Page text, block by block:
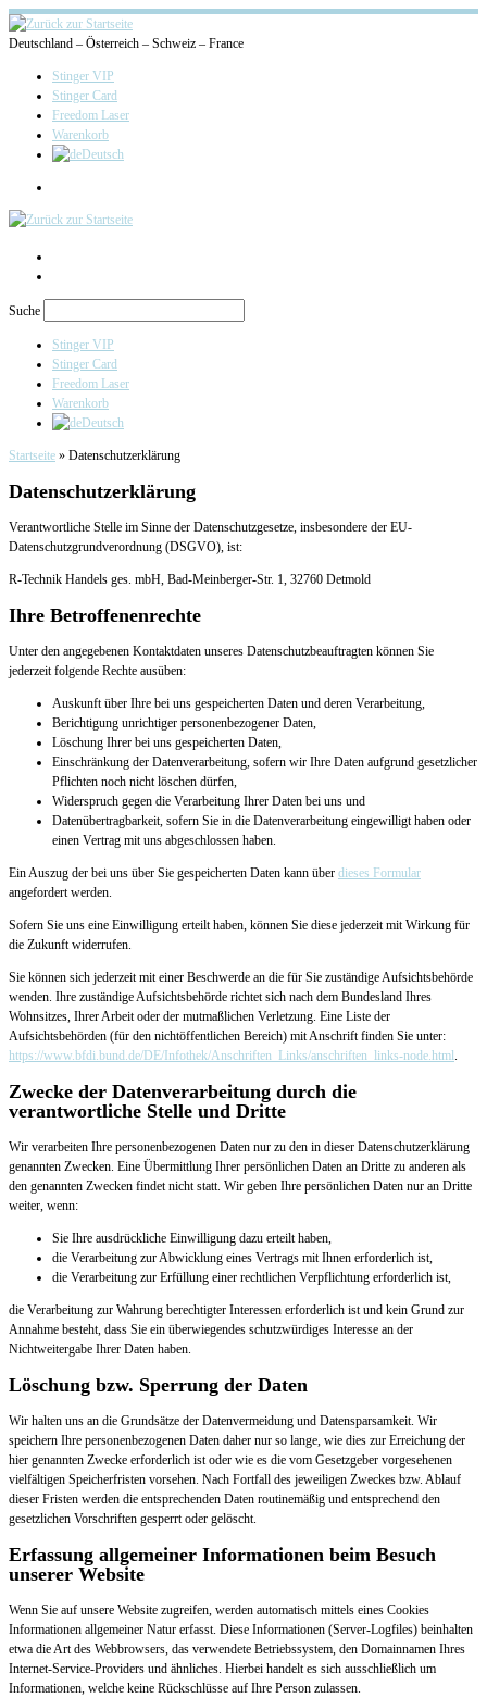
Deutschland – Österreich – Schweiz – France
Stinger VIP
Stinger Card
Freedom Laser
Warenkorb
Deutsch
Suche
Stinger VIP
Stinger Card
Freedom Laser
Warenkorb
Deutsch
Startseite » Datenschutzerklärung
Datenschutzerklärung
Verantwortliche Stelle im Sinne der Datenschutzgesetze, insbesondere der EU-
Datenschutzgrundverordnung (DSGVO), ist:
R-Technik Handels ges. mbH, Bad-Meinberger-Str. 1, 32760 Detmold
Ihre Betroffenenrechte
Unter den angegebenen Kontaktdaten unseres Datenschutzbeauftragten können Sie
jederzeit folgende Rechte ausüben:
Auskunft über Ihre bei uns gespeicherten Daten und deren Verarbeitung,
Berichtigung unrichtiger personenbezogener Daten,
Löschung Ihrer bei uns gespeicherten Daten,
Einschränkung der Datenverarbeitung, sofern wir Ihre Daten aufgrund gesetzlicher
Pflichten noch nicht löschen dürfen,
Widerspruch gegen die Verarbeitung Ihrer Daten bei uns und
Datenübertragbarkeit, sofern Sie in die Datenverarbeitung eingewilligt haben oder
einen Vertrag mit uns abgeschlossen haben.
Ein Auszug der bei uns über Sie gespeicherten Daten kann über dieses Formular
angefordert werden.
Sofern Sie uns eine Einwilligung erteilt haben, können Sie diese jederzeit mit Wirkung für
die Zukunft widerrufen.
Sie können sich jederzeit mit einer Beschwerde an die für Sie zuständige Aufsichtsbehörde
wenden. Ihre zuständige Aufsichtsbehörde richtet sich nach dem Bundesland Ihres
Wohnsitzes, Ihrer Arbeit oder der mutmaßlichen Verletzung. Eine Liste der
Aufsichtsbehörden (für den nichtöffentlichen Bereich) mit Anschrift finden Sie unter:
https://www.bfdi.bund.de/DE/Infothek/Anschriften_Links/anschriften_links-node.html.
Zwecke der Datenverarbeitung durch die
verantwortliche Stelle und Dritte
Wir verarbeiten Ihre personenbezogenen Daten nur zu den in dieser Datenschutzerklärung
genannten Zwecken. Eine Übermittlung Ihrer persönlichen Daten an Dritte zu anderen als
den genannten Zwecken findet nicht statt. Wir geben Ihre persönlichen Daten nur an Dritte
weiter, wenn:
Sie Ihre ausdrückliche Einwilligung dazu erteilt haben,
die Verarbeitung zur Abwicklung eines Vertrags mit Ihnen erforderlich ist,
die Verarbeitung zur Erfüllung einer rechtlichen Verpflichtung erforderlich ist,
die Verarbeitung zur Wahrung berechtigter Interessen erforderlich ist und kein Grund zur
Annahme besteht, dass Sie ein überwiegendes schutzwürdiges Interesse an der
Nichtweitergabe Ihrer Daten haben.
Löschung bzw. Sperrung der Daten
Wir halten uns an die Grundsätze der Datenvermeidung und Datensparsamkeit. Wir
speichern Ihre personenbezogenen Daten daher nur so lange, wie dies zur Erreichung der
hier genannten Zwecke erforderlich ist oder wie es die vom Gesetzgeber vorgesehenen
vielfältigen Speicherfristen vorsehen. Nach Fortfall des jeweiligen Zweckes bzw. Ablauf
dieser Fristen werden die entsprechenden Daten routinemäßig und entsprechend den
gesetzlichen Vorschriften gesperrt oder gelöscht.
Erfassung allgemeiner Informationen beim Besuch
unserer Website
Wenn Sie auf unsere Website zugreifen, werden automatisch mittels eines Cookies
Informationen allgemeiner Natur erfasst. Diese Informationen (Server-Logfiles) beinhalten
etwa die Art des Webbrowsers, das verwendete Betriebssystem, den Domainnamen Ihres
Internet-Service-Providers und ähnliches. Hierbei handelt es sich ausschließlich um
Informationen, welche keine Rückschlüsse auf Ihre Person zulassen.